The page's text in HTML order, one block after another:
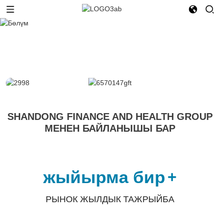
SHANDONG FINANCE AND HEALTH GROUP
МЕНЕН БАЙЛАНЫШЫ БАР
жыйырма бир+
РЫНОК ЖЫЛДЫК ТАЖРЫЙБА